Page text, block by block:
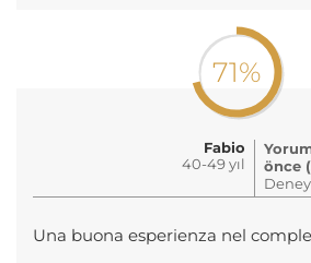
71%
Fabio
40-49 yıl
önce
Una buona esperienza nel